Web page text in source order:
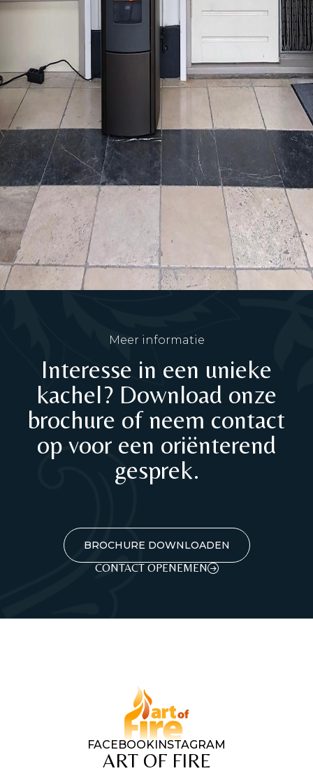
Meer informatie
Interesse in een unieke
kachel? Download onze
brochure of neem contact
op voor een oriënterend
gesprek.
BROCHURE DOWNLOADEN
CONTACT OPENEMEN
FACEBOOKINSTAGRAM
ART OF FIRE